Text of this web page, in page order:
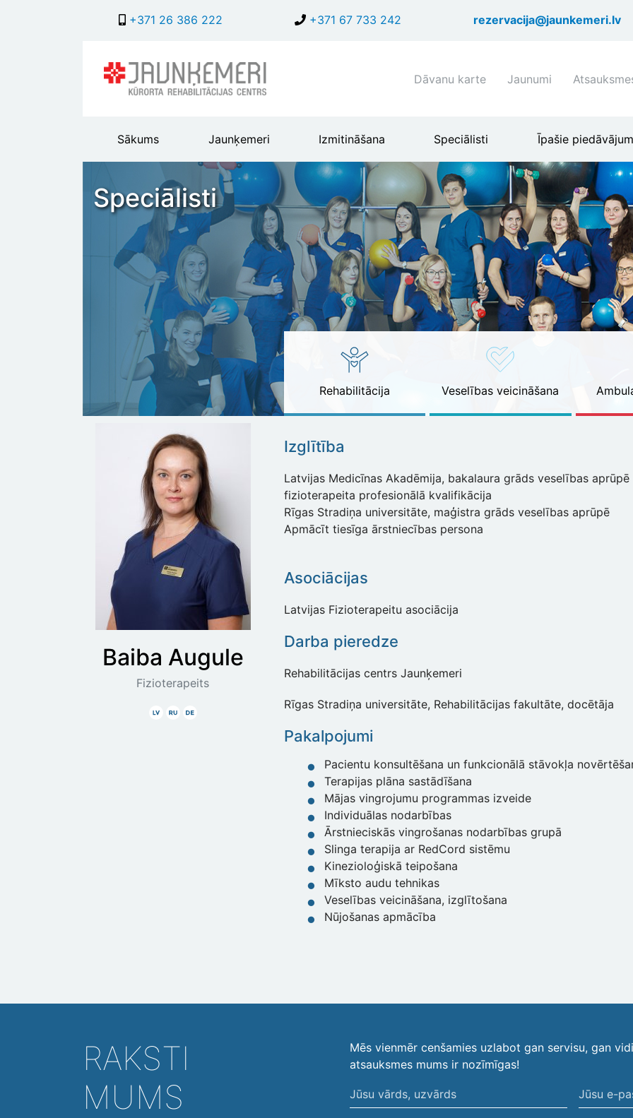
uz
+371 26 386 222 +371 67 733 242 rezervacija@jaunkemeri.lv
Shortcuts
menu
Dāvanu karte Jaunumi
Main
header
menu
Sākums Jaunķemeri Izmitināšana Speciālisti Īpašie
Speciālisti
Rehabilitācija Veselības veicināšana
Baiba Augule
Fizioterapeits
Latviski
Krieviski
Vāciski
Izglītība
Latvijas Medicīnas Akadēmija, bakalaura grāds veselības
fizioterapeita profesionālā kvalifikācija
Rīgas Stradiņa universitāte, maģistra
Apmācīt tiesīga ārstniecības persona
Asociācijas
Latvijas Fizioterapeitu asociācija
Darba pieredze
Rehabilitācijas centrs Jaunķemeri
Rīgas Stradiņa universitāte, Rehabilitācijas fakultāte, docētāja
Pakalpojumi
Pacientu konsultēšana un funkcionālā stāvokļa
Terapijas plāna sastādīšana
Mājas vingrojumu programmas izveide
Individuālas nodarbības
Ārstnieciskās vingrošanas nodarbības grupā
Slinga terapija ar RedCord sistēmu
Kinezioloģiskā teipošana
Mīksto audu tehnikas
Veselības veicināšana, izglītošana
Nūjošanas apmācība
RAKSTI
MUMS
Mēs vienmēr cenšamies uzlabot gan servisu, gan
atsauksmes mums ir nozīmīgas!
Jūsu
vārds,
Jūsu
e-